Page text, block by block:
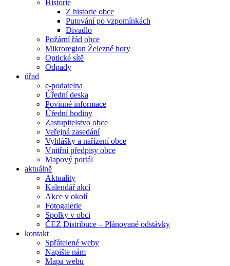
Historie
Z historie obce
Putování po vzpomínkách
Divadlo
Požární řád obce
Mikroregion Železné hory
Optické sítě
Odpady
úřad
e-podatelna
Úřední deska
Povinné informace
Úřední hodiny
Zastupitelstvo obce
Veřejná zasedání
Vyhlášky a nařízení obce
Vnitřní předpisy obce
Mapový portál
aktuálně
Aktuality
Kalendář akcí
Akce v okolí
Fotogalerie
Spolky v obci
ČEZ Distribuce – Plánované odstávky
kontakt
Spřátelené weby
Napište nám
Mapa webu